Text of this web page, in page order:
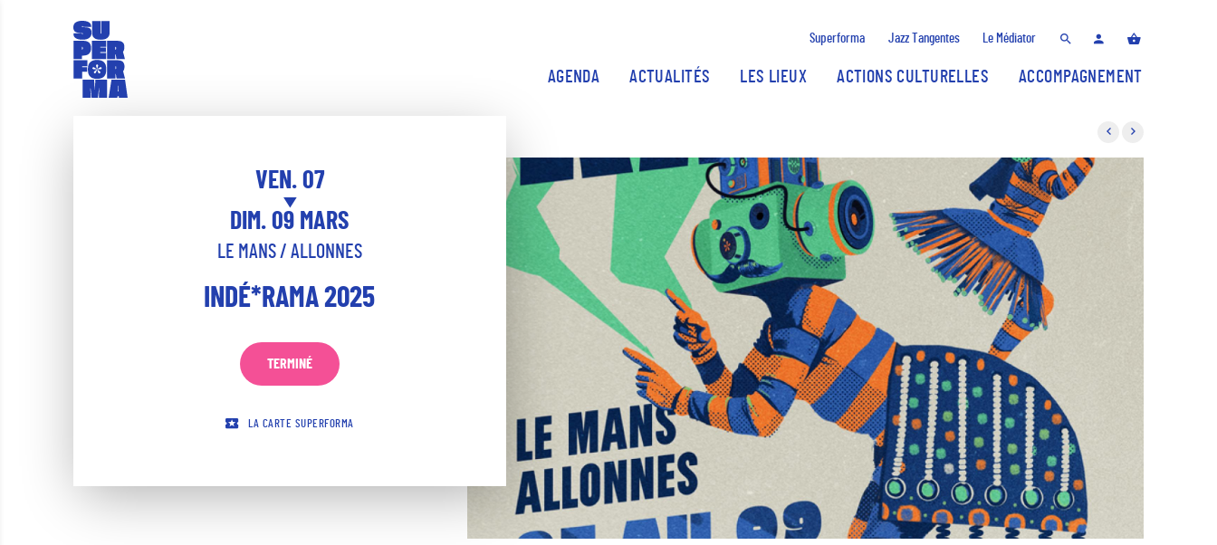
Superforma Jazz Tangentes Le Médiator
AGENDA ACTUALITÉS LES LIEUX ACTIONS CULTURELLES ACCOMPAGNEMENT
VEN. 07
DIM. 09 MARS
LE MANS / ALLONNES
INDÉ*RAMA 2025
TERMINÉ
LA CARTE SUPERFORMA